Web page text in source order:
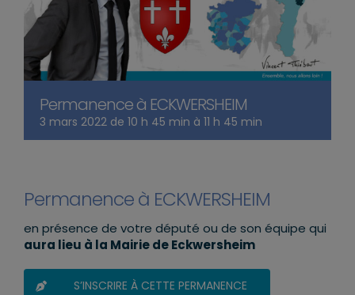
Permanence à ECKWERSHEIM
3 mars 2022 de 10 h 45 min à 11 h 45 min
Permanence à ECKWERSHEIM
en présence de votre député ou de son équipe qui
aura lieu à la Mairie de Eckwersheim
S’INSCRIRE À CETTE PERMANENCE